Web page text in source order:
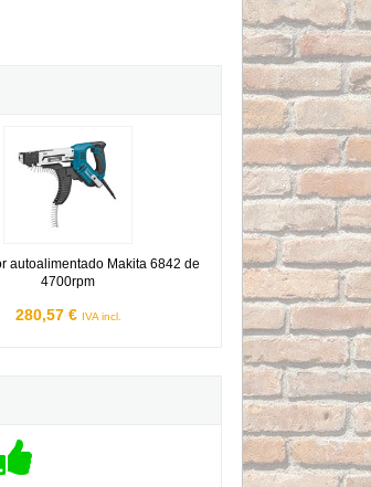
LXT
autoalimentado Makita 6842 de
4700rpm
280,57 € IVA incl.
autoalimentado Makita 6842 de 4700rpm